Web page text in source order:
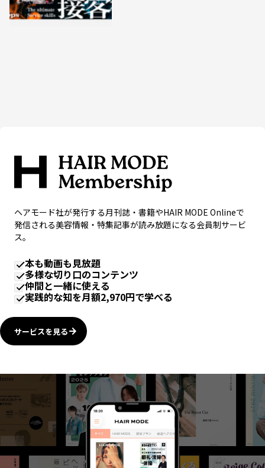
ヘアモード社が発行する月刊誌・書籍やHAIR MODE Onlineで
発信される美容情報・特集記事が読み放題になる会員制サービ
ス。
本も動画も見放題
多様な切り口のコンテンツ
仲間と一緒に使える
実践的な知を月額2,970円で学べる
サービスを見る